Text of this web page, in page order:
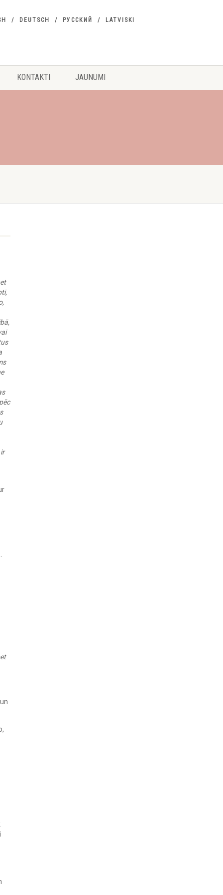
DEUTSCH РУССКИЙ LATVISKI
KONTAKTI JAUNUMI